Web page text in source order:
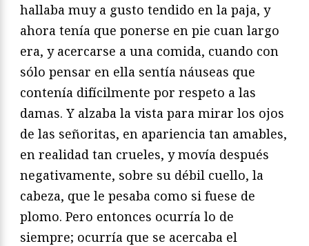
hallaba muy a gusto tendido en la paja, y
ahora tenía que ponerse en pie cuan largo
era, y acercarse a una comida, cuando con
sólo pensar en ella sentía náuseas que
contenía difícilmente por respeto a las
damas. Y alzaba la vista para mirar los ojos
de las señoritas, en apariencia tan amables,
en realidad tan crueles, y movía después
negativamente, sobre su débil cuello, la
cabeza, que le pesaba como si fuese de
plomo. Pero entonces ocurría lo de
siempre; ocurría que se acercaba el